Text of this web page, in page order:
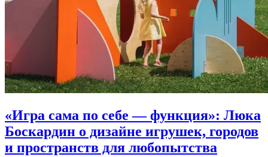
«Игра сама по себе — функция»: Люка
Боскардин о дизайне игрушек, городов
и пространств для любопытства